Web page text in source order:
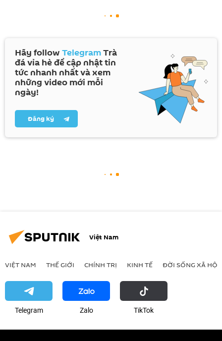
Hãy follow TelegramTrà
đá vỉa hè để cập nhật tin
tức nhanh nhất và xem
những video mới mỗi
ngày!
Đăng ký
Việt Nam
VIỆT NAM THẾ GIỚI CHÍNH TRỊ KINH TẾ ĐỜI SỐNG XÃ HỘI
Telegram Zalo ТikТоk